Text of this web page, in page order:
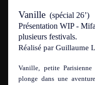
Vanille (spécial 26’)
Présentation WIP -
plusieurs festivals.
Réalisé par Guillaume
Vanille, petite Parisienne
plonge dans une